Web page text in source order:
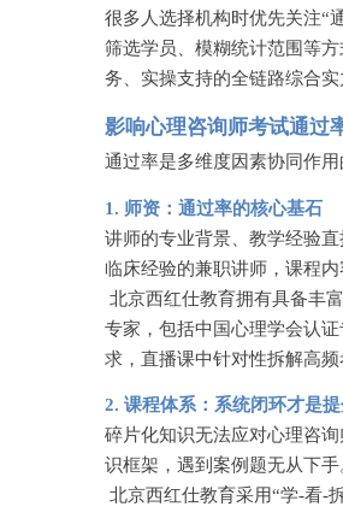
很多人选择机构时优先关注“
筛选学员、模糊统计范围等
务、实操支持的全链路综合
影响心理咨询师考试通过
通过率是多维度因素协同作
1. 师资：通过率的核心基石
讲师的专业背景、教学经验
临床经验的兼职讲师，课程
北京西红仕教育拥有具备丰
专家，包括中国心理学会认
求，直播课中针对性拆解高
2. 课程体系：系统闭环才是
碎片化知识无法应对心理咨
识框架，遇到案例题无从下手
北京西红仕教育采用“学-看-